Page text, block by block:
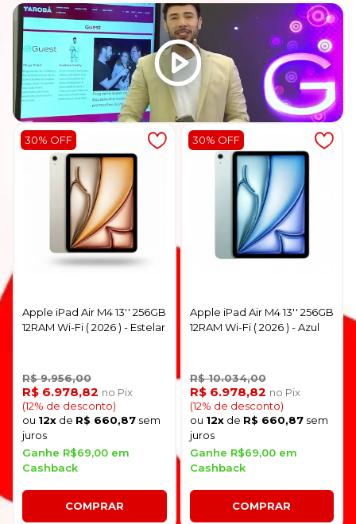
30% OFF
Apple iPad Air M4 13'' 256GB
12RAM Wi-Fi ( 2026 ) - Estelar
R$ 9.956,00
R$ 6.978,82 no Pix
(12% de desconto)
ou 12x de R$ 660,87 sem
juros
Ganhe R$69,00 em
Cashback
COMPRAR
30% OFF
Apple iPad Air M4 13'' 256GB
12RAM Wi-Fi ( 2026 ) - Azul
R$ 10.034,00
R$ 6.978,82 no Pix
(12% de desconto)
ou 12xde R$ 660,87 sem
juros
Ganhe R$69,00 em
Cashback
COMPRAR